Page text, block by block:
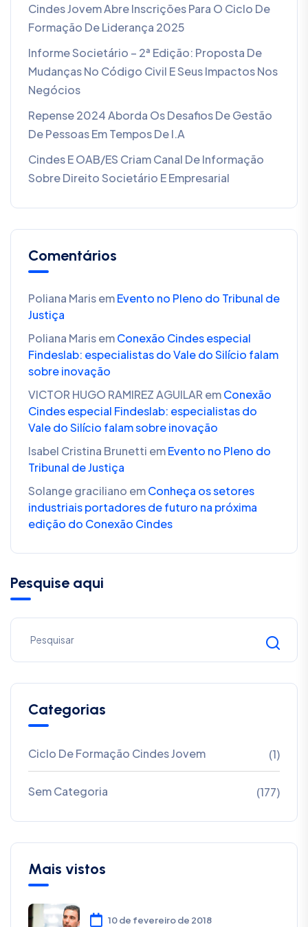
Cindes Jovem Abre Inscrições Para O Ciclo De
Formação De Liderança 2025
Informe Societário – 2ª Edição: Proposta De
Mudanças No Código Civil E Seus Impactos Nos
Negócios
Repense 2024 Aborda Os Desafios De Gestão
De Pessoas Em Tempos De I.A
Cindes E OAB/ES Criam Canal De Informação
Sobre Direito Societário E Empresarial
Comentários
Poliana MarisemEvento no Pleno do Tribunal de
Justiça
Poliana MarisemConexão Cindes especial
Findeslab: especialistas do Vale do Silício falam
sobre inovação
VICTOR HUGO RAMIREZ AGUILAR emConexão
Cindes especial Findeslab: especialistas do
Vale do Silício falam sobre inovação
Isabel Cristina Brunetti emEvento no Pleno do
Tribunal de Justiça
Solange graciliano emConheça os setores
industriais portadores de futuro na próxima
edição do Conexão Cindes
Pesquise aqui
Categorias
Ciclo De Formação Cindes Jovem (1)
Sem Categoria (177)
Mais vistos
10 de fevereiro de 2018